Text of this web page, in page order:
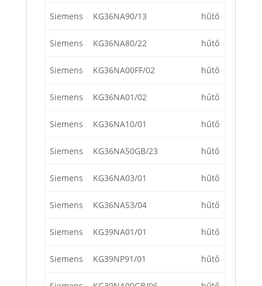
Siemens KG36NA90/13 hűtő
Siemens KG36NA80/22 hűtő
Siemens KG36NA00FF/02 hűtő
Siemens KG36NA01/02 hűtő
Siemens KG36NA10/01 hűtő
Siemens KG36NA50GB/23 hűtő
Siemens KG36NA03/01 hűtő
Siemens KG36NA53/04 hűtő
Siemens KG39NA01/01 hűtő
Siemens KG39NP91/01 hűtő